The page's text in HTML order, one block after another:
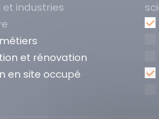
et industries
et rénovation
en site occupé